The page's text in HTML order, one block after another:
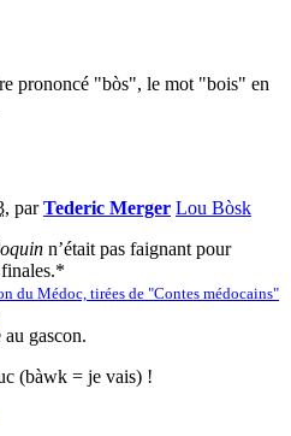
prononcé "bòs", le mot "bois" en
, parTederic Merger Lou Bòsk
n’était pas faignant pour
du Médoc, tirées de "Contes médocains"
gascon.
(bàwk = je vais) !